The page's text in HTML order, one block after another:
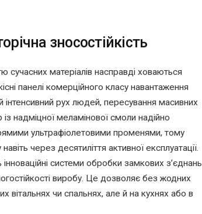
зносостійкість
сучасних матеріалів насправді ховаються
панелі комерційного класу навантаження
рух людей, пересування масивних
надміцної меламінової смоли надійно
ультрафіолетовими променями, тому
через десятиліття активної експлуатації.
системи обробки замкових з’єднань
виробу. Це дозволяє без жодних
вітальнях чи спальнях, але й на кухнях або в